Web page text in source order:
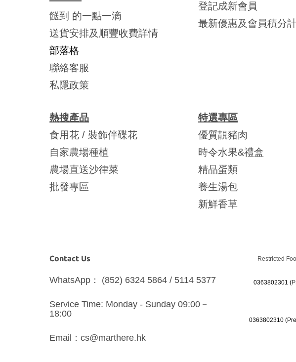
餸到 的一點一滴
送貨安排及順豐收費詳情
部落格
聯絡客服
私隱政策
登記成新會員
最新優惠及會員積分
熱搜產品
食用花 / 裝飾伴碟花
自家農場種植
農場直送沙律菜
批發專區
特選專區
優質靚豬肉
時令水果&禮盒
精品蛋類
養生湯包
新鮮香草
Contact Us
WhatsApp： (852) 6324 5864 / 5114 5377
Service Time: Monday - Sunday 09:00－
18:00
Email：cs@marthere.hk
Restricted
0363802301 (
0363802310 (